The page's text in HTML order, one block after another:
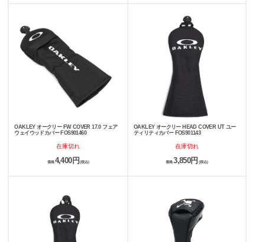
OAKLEY オークリー FW COVER 17.0 フェア
ウェイウッドカバー FOS901460
在庫切れ
価格 4,400円(税込)
OAKLEY オークリー HEAD COVER UT ユー
ティリティカバー FOS901143
在庫切れ
価格3,850円 (税込)